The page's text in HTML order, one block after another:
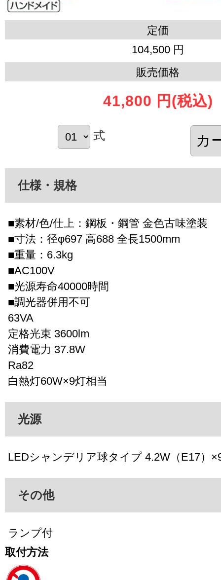
定価
104,500 円
販売価格
41,800 円 (税込)
式
仕様・規格
■素材/色/仕上：鋼板・鋼管 金色古味塗装
■寸法：径φ697 高688 全長1500mm
■重量：6.3kg
■AC100V
■光源寿命40000時間
■調光器併用不可
63VA
定格光束 3600lm
消費電力 37.8W
Ra82
白熱灯60W×9灯相当
光源
LEDシャンデリア球タイプ 4.2W（E17）
その他
ランプ付
取付方法